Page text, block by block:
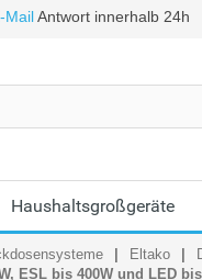
MailAntwort innerhalb 24h
Haushaltsgroßgeräte
Eltako
ESL bis 400W und LED